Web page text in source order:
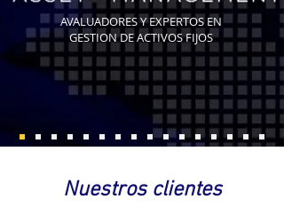
AVALUADORES Y EXPERTOS EN
GESTION DE ACTIVOS FIJOS
Nuestros clientes